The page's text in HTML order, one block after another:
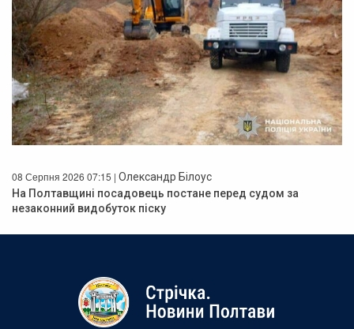
08 Серпня 2026 07:15 | Олександр Білоус
На Полтавщині посадовець постане перед судом за
незаконний видобуток піску